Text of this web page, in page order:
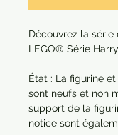
Découvrez la série
LEGO® Série
État : La figurine
sont neufs et non
support de la
notice sont